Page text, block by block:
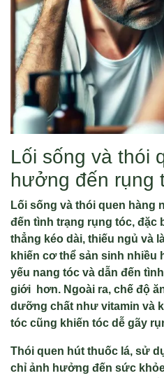
Lối sống và thói
hưởng đến rụng
Lối sống và thói quen hàng
đến tình trạng rụng tóc, đặc
thẳng kéo dài, thiếu ngủ và
khiến cơ thể sản sinh nhiều
yếu nang tóc và dẫn đến
giới hơn. Ngoài ra, chế độ
dưỡng chất như vitamin và
tóc cũng khiến tóc dễ gãy
Thói quen hút thuốc lá, sử
chỉ ảnh hưởng đến sức